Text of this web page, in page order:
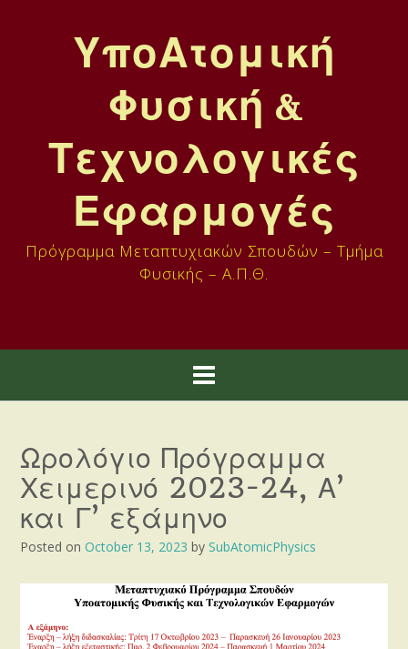
ΥποΑτομική
Φυσική &
Τεχνολογικές
Εφαρμογές
Πρόγραμμα Μεταπτυχιακών Σπουδών – Τμήμα
Φυσικής – Α.Π.Θ.
Ωρολόγιο Πρόγραμμα
Χειμερινό 2023-24, Α’
και Γ’ εξάμηνο
Posted on October 13, 2023 by SubAtomicPhysics